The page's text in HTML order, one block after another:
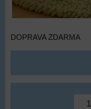
DOPRAVA ZDARMA